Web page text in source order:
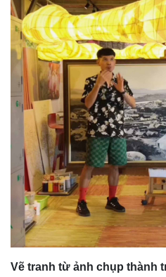
Vẽ tranh từ ảnh chụp thành